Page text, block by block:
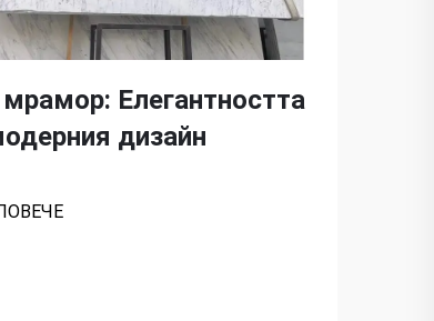
Елегантността
дизайн